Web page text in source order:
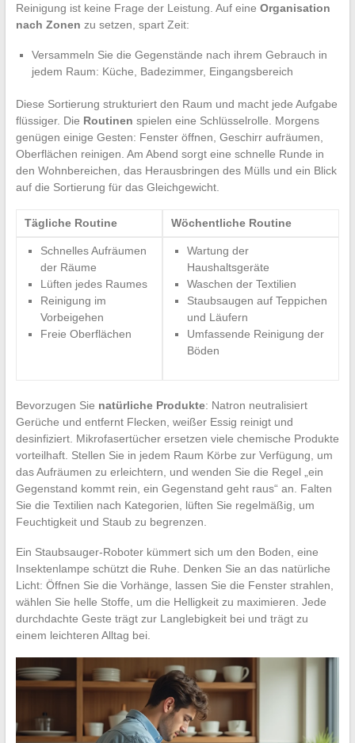
Reinigung ist keine Frage der Leistung. Auf eine Organisation
nach Zonen zu setzen, spart Zeit:
Versammeln Sie die Gegenstände nach ihrem Gebrauch in
jedem Raum: Küche, Badezimmer, Eingangsbereich
Diese Sortierung strukturiert den Raum und macht jede Aufgabe
flüssiger. Die Routinen spielen eine Schlüsselrolle. Morgens
genügen einige Gesten: Fenster öffnen, Geschirr aufräumen,
Oberflächen reinigen. Am Abend sorgt eine schnelle Runde in
den Wohnbereichen, das Herausbringen des Mülls und ein Blick
auf die Sortierung für das Gleichgewicht.
Tägliche Routine Wöchentliche Routine
Schnelles Aufräumen
der Räume
Lüften jedes Raumes
Reinigung im
Vorbeigehen
Freie Oberflächen
Wartung der
Haushaltsgeräte
Waschen der Textilien
Staubsaugen auf Teppichen
und Läufern
Umfassende Reinigung der
Böden
Bevorzugen Sie natürliche Produkte: Natron neutralisiert
Gerüche und entfernt Flecken, weißer Essig reinigt und
desinfiziert. Mikrofasertücher ersetzen viele chemische Produkte
vorteilhaft. Stellen Sie in jedem Raum Körbe zur Verfügung, um
das Aufräumen zu erleichtern, und wenden Sie die Regel „ein
Gegenstand kommt rein, ein Gegenstand geht raus“ an. Falten
Sie die Textilien nach Kategorien, lüften Sie regelmäßig, um
Feuchtigkeit und Staub zu begrenzen.
Ein Staubsauger-Roboter kümmert sich um den Boden, eine
Insektenlampe schützt die Ruhe. Denken Sie an das natürliche
Licht: Öffnen Sie die Vorhänge, lassen Sie die Fenster strahlen,
wählen Sie helle Stoffe, um die Helligkeit zu maximieren. Jede
durchdachte Geste trägt zur Langlebigkeit bei und trägt zu
einem leichteren Alltag bei.